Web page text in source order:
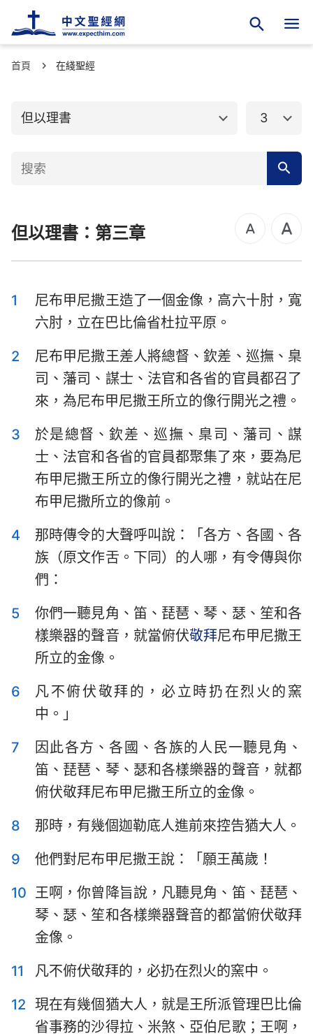
首頁 在綫聖經
但以理書
舊約聖經
創世記
申命記
撒母耳記上
歷代志上 歷代志下
以斯拉記 尼希米記
以斯帖記 約伯記
詩篇 箴言
以賽亞書 耶利米書
耶利米哀歌 以西結書
約珥書 阿摩司書
俄巴底亞書
彌迦書 那鴻書
哈巴谷書 西番雅書
哈該書
瑪拉基書
3
但以理書：第三章
1
尼布甲尼撒王造了一個金像，高六十肘，寬
六肘，立在巴比倫省杜拉平原。
2
尼布甲尼撒王差人將總督、欽差、巡撫、臬
司、藩司、謀士、法官和各省的官員都召了
來，為尼布甲尼撒王所立的像行開光之禮。
3
於是總督、欽差、巡撫、臬司、藩司、謀
士、法官和各省的官員都聚集了來，要為尼
布甲尼撒王所立的像行開光之禮，就站在尼
布甲尼撒所立的像前。
4
那時傳令的大聲呼叫說：「各方、各國、各
族（原文作舌。下同）的人哪，有令傳與你
們：
5
你們一聽見角、笛、琵琶、琴、瑟、笙和各
樣樂器的聲音，就當俯伏敬拜尼布甲尼撒王
所立的金像。
6
凡不俯伏敬拜的，必立時扔在烈火的窯
中。」
7
因此各方、各國、各族的人民一聽見角、
笛、琵琶、琴、瑟和各樣樂器的聲音，就都
俯伏敬拜尼布甲尼撒王所立的金像。
8
那時，有幾個迦勒底人進前來控告猶大人。
9
他們對尼布甲尼撒王說：「願王萬歲！
10 王啊，你曾降旨說，凡聽見角、笛、琵琶、
琴、瑟、笙和各樣樂器聲音的都當俯伏敬拜
金像。
11
凡不俯伏敬拜的，必扔在烈火的窯中。
12 現在有幾個猶大人，就是王所派管理巴比倫
省事務的沙得拉、米煞、亞伯尼歌；王啊，